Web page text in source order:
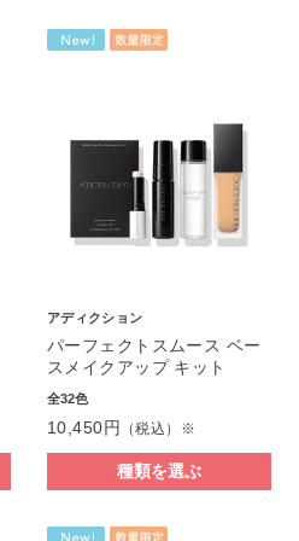
アディクション
パーフェクトスムース ベー
スメイクアップ キット
全32色
10,450円 （税込）※
種類を選ぶ